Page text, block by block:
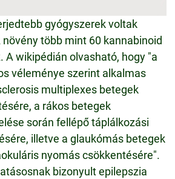
gyógyszerek voltak
több mint 60 kannabinoid
A wikipédián olvasható, hogy "a
véleménye szerint alkalmas
multiplexes betegek
a rákos betegek
során fellépő táplálkozási
illetve a glaukómás betegek
nyomás csökkentésére".
bizonyult epilepszia